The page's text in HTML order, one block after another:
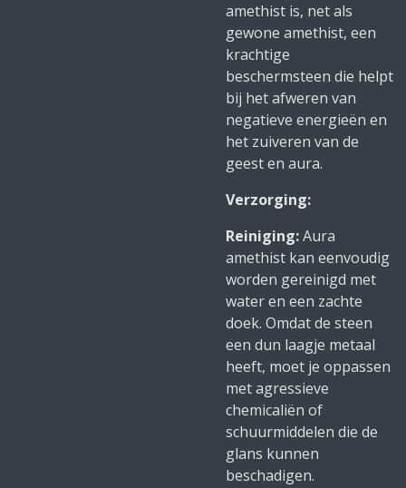
amethist is, net als
gewone amethist, een
krachtige
beschermsteen die helpt
bij het afweren van
negatieve energieën en
het zuiveren van de
geest en aura.
Verzorging:
Reiniging:Aura
amethist kan eenvoudig
worden gereinigd met
water en een zachte
doek. Omdat de steen
een dun laagje metaal
heeft, moet je oppassen
met agressieve
chemicaliën of
schuurmiddelen die de
glans kunnen
beschadigen.